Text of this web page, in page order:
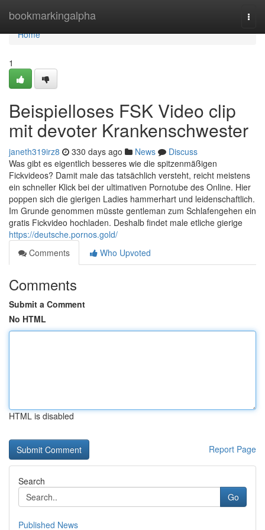
bookmarkingalpha
Home
Home
1
Beispielloses FSK Video clip
mit devoter Krankenschwester
janeth319irz8 330 days ago News
Discuss
Was gibt es eigentlich besseres wie die spitzenmäßigen
Fickvideos? Damit male das tatsächlich versteht, reicht meistens
ein schneller Klick bei der ultimativen Pornotube des Online. Hier
poppen sich die gierigen Ladies hammerhart und leidenschaftlich.
Im Grunde genommen müsste gentleman zum Schlafengehen ein
gratis Fickvideo hochladen. Deshalb findet male etliche gierige
https://deutsche.pornos.gold/
Comments
Who Upvoted
Comments
Submit a Comment
No HTML
HTML is disabled
Report Page
Search
Go
Published News